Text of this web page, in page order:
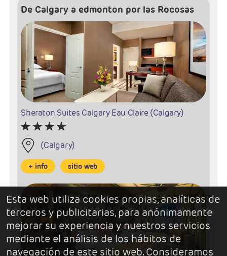
De Calgary a edmonton por las Rocosas
Sheraton Suites Calgary Eau Claire (Calgary)
(Calgary)
+ info sitio web
Esta web utiliza cookies propias, analíticas de
terceros y publicitarias, para anónimamente
mejorar su experiencia y nuestros servicios
mediante el análisis de los hábitos de
navegación de este sitio web. Consideramos